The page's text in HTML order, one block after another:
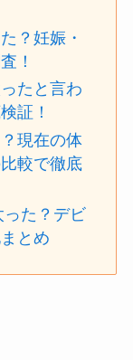
？妊娠・
！
たと言わ
証！
現在の体
較で徹底
った？デビ
とめ